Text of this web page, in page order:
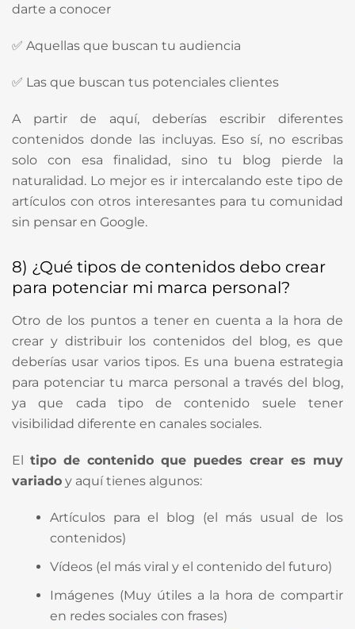
darte a conocer
✅ Aquellas que buscan tu audiencia
✅ Las que buscan tus potenciales clientes
A partir de aquí, deberías escribir diferentes
contenidos donde las incluyas. Eso sí, no escribas
solo con esa finalidad, sino tu blog pierde la
naturalidad. Lo mejor es ir intercalando este tipo de
artículos con otros interesantes para tu comunidad
sin pensar en Google.
8) ¿Qué tipos de contenidos debo crear
para potenciar mi marca personal?
Otro de los puntos a tener en cuenta a la hora de
crear y distribuir los contenidos del blog, es que
deberías usar varios tipos. Es una buena estrategia
para potenciar tu marca personal a través del blog,
ya que cada tipo de contenido suele tener
visibilidad diferente en canales sociales.
El tipo de contenido que puedes crear es muy
variado y aquí tienes algunos:
Artículos para el blog (el más usual de los
contenidos)
Vídeos (el más viral y el contenido del futuro)
Imágenes (Muy útiles a la hora de compartir
en redes sociales con frases)